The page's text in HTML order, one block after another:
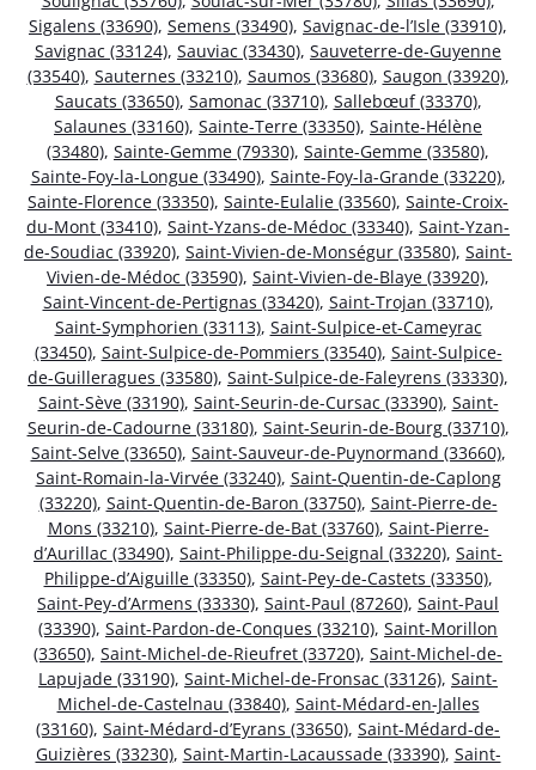
Sigalens (33690), Semens (33490), Savignac-de-l’Isle (33910),
Savignac (33124), Sauviac (33430), Sauveterre-de-Guyenne
(33540), Sauternes (33210), Saumos (33680), Saugon (33920),
Saucats (33650), Samonac (33710), Sallebœuf (33370),
Salaunes (33160), Sainte-Terre (33350), Sainte-Hélène
(33480), Sainte-Gemme (79330), Sainte-Gemme (33580),
Sainte-Foy-la-Longue (33490), Sainte-Foy-la-Grande (33220),
Sainte-Florence (33350), Sainte-Eulalie (33560), Sainte-Croix-
du-Mont (33410), Saint-Yzans-de-Médoc (33340), Saint-Yzan-
de-Soudiac (33920), Saint-Vivien-de-Monségur (33580), Saint-
Vivien-de-Médoc (33590), Saint-Vivien-de-Blaye (33920),
Saint-Vincent-de-Pertignas (33420), Saint-Trojan (33710),
Saint-Symphorien (33113), Saint-Sulpice-et-Cameyrac
(33450), Saint-Sulpice-de-Pommiers (33540), Saint-Sulpice-
de-Guilleragues (33580), Saint-Sulpice-de-Faleyrens (33330),
Saint-Sève (33190), Saint-Seurin-de-Cursac (33390), Saint-
Seurin-de-Cadourne (33180), Saint-Seurin-de-Bourg (33710),
Saint-Selve (33650), Saint-Sauveur-de-Puynormand (33660),
Saint-Romain-la-Virvée (33240), Saint-Quentin-de-Caplong
(33220), Saint-Quentin-de-Baron (33750), Saint-Pierre-de-
Mons (33210), Saint-Pierre-de-Bat (33760), Saint-Pierre-
d’Aurillac (33490), Saint-Philippe-du-Seignal (33220), Saint-
Philippe-d’Aiguille (33350), Saint-Pey-de-Castets (33350),
Saint-Pey-d’Armens (33330), Saint-Paul (87260), Saint-Paul
(33390), Saint-Pardon-de-Conques (33210), Saint-Morillon
(33650), Saint-Michel-de-Rieufret (33720), Saint-Michel-de-
Lapujade (33190), Saint-Michel-de-Fronsac (33126), Saint-
Michel-de-Castelnau (33840), Saint-Médard-en-Jalles
(33160), Saint-Médard-d’Eyrans (33650), Saint-Médard-de-
Guizières (33230), Saint-Martin-Lacaussade (33390), Saint-